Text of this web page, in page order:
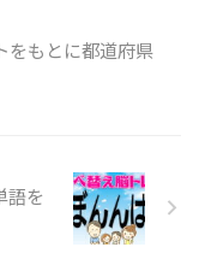
をもとに都道府県
語を